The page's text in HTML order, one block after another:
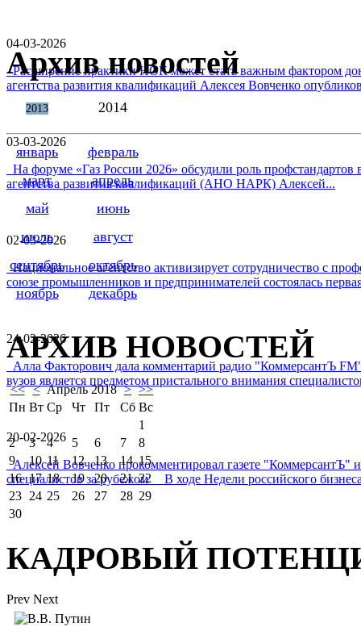
04-03-2026
Расширение практики НОК может стать важным фактором
агентства развития квалификаций Алексея Вовченко
03-03-2026
На форуме «Газ России 2026» обсудили роль
агентства развития квалификаций (АНО НАРК) Алексей...
02-03-2026
Национальное агентство активизирует сотрудничество с
союзе промышленников и предпринимателей состоялась
24-02-2026
Алла Факторович дала комментарий радио "КоммерсантЪ
вузов является предметом пристального внимания
20-02-2026
Алексей Вовченко прокомментировал газете
специалистов за рубежом В ходе Недели российского
Архив новостей
2013 2014
январь
февраль
март
апрель
май
июнь
июль
август
сентябрь
октябрь
ноябрь
декабрь
АРХИВ НОВОСТЕЙ
<< < Апрель 2018 > >>
Пн Вт Ср Чт Пт Сб Вс
1
2
3 4 5 6 7
8
9
10 11 12 13 14 15
16 17 18 19 20 21 22
23 24 25 26 27 28 29
30
КАДРОВЫЙ
Prev Next